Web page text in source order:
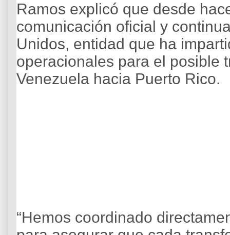
Ramos explicó que desde
comunicación oficial y
Unidos, entidad que ha
operacionales para el posible
Venezuela hacia Puerto Rico.
“Hemos coordinado